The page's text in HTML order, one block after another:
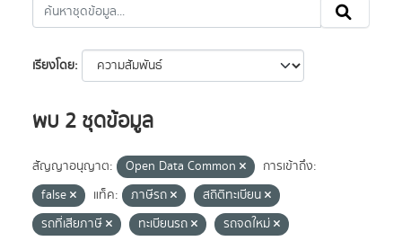
เรียงโดย
พบ 2 ชุดข้อมูล
สัญญาอนุญาต: Open Data Common
การเข้าถึง:
false
แท็ค: ภาษีรถ
สถิติทะเบียน
รถที่เสียภาษี
ทะเบียนรถ
รถจดใหม่